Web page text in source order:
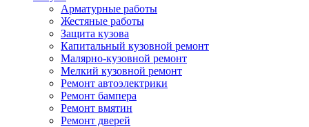
Арматурные работы
Жестяные работы
Защита кузова
Капитальный кузовной ремонт
Малярно-кузовной ремонт
Мелкий кузовной ремонт
Ремонт автоэлектрики
Ремонт бампера
Ремонт вмятин
Ремонт дверей